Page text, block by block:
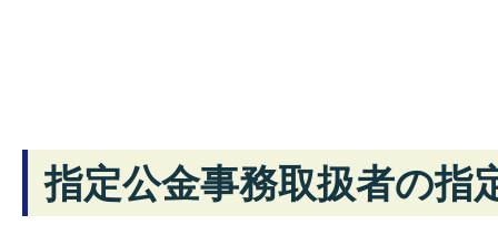
指定公金事務取扱者の指